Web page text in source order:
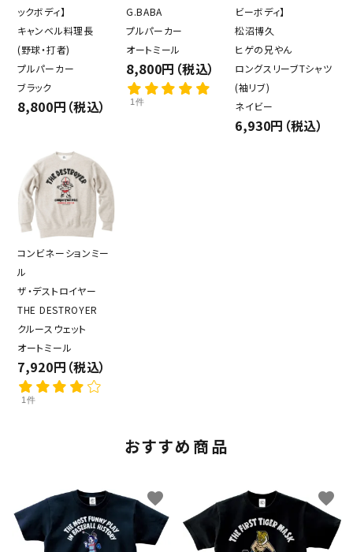
ックボディ】
キャンベル料理長
(野球・打者)
プルパーカー
ブラック
8,800円（税込）
G.BABA
プルパーカー
オートミール
8,800円（税込）
1件
ビーボディ】
松沼博久
ヒゲの兄やん
ロングスリーブTシャツ
(袖リブ)
ネイビー
6,930円（税込）
コンビネーションミー
ル
ザ・デストロイヤー
THE DESTROYER
クルースウェット
オートミール
7,920円（税込）
1件
おすすめ商品
favorite favorite